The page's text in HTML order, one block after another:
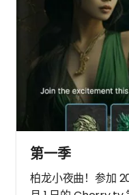
第一季
柏龙小夜曲！参加